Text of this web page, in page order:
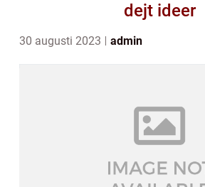
dejt ideer
30 augusti 2023 admin